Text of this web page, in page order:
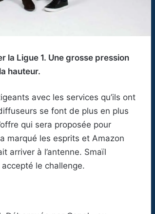
la Ligue 1. Une grosse pression
hauteur.
avec les services qu’ils ont
se font de plus en plus
qui sera proposée pour
marqué les esprits et Amazon
arriver à l’antenne. Smaïl
le challenge.